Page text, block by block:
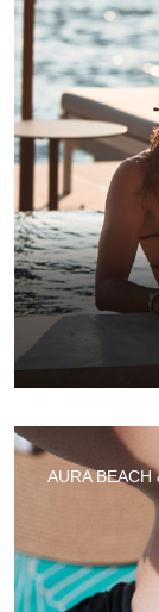
AURA BEACH